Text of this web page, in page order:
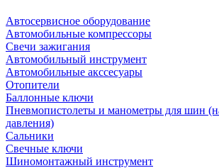
Автосервисное оборудование
Автомобильные компрессоры
Свечи зажигания
Автомобильный инструмент
Автомобильные акссесуары
Отопители
Баллонные ключи
Пневмопистолеты и манометры для шин
давления)
Сальники
Свечные ключи
Шиномонтажный инструмент